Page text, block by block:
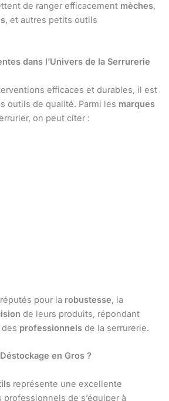
de ranger efficacement mèches,
, et autres petits outils
dans l’Univers de la Serrurerie
efficaces et durables, il est
outils de qualité. Parmi les marques
on peut citer :
pour la robustesse, la
de leurs produits, répondant
professionnels de la serrurerie.
en Gros ?
représente une excellente
de s’équiper à